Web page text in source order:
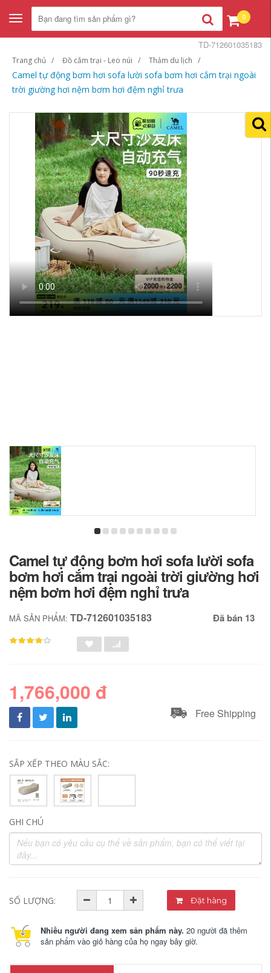
Toggle
navigation
0
Trang chủ Đồ cắm trại - Leo núi Thảm du lịch
Camel tự động bơm hơi sofa lười sofa bơm hơi cắm trại ngoài
trời giường hơi nệm bơm hơi đệm nghỉ trưa
TD-712601035183
Camel tự động bơm hơi sofa lười sofa
bơm hơi cắm trại ngoài trời giường hơi
nệm bơm hơi đệm nghỉ trưa
MÃ SẢN PHẨM: TD-712601035183 Đã bán 13
1,766,000 đ
Free Shipping
SẮP XẾP THEO MÀU SẮC:
GHI CHÚ
SỐ LƯỢNG: Đặt hàng
Nhiều người đang xem sản phẩm này. 20 người đã thêm
sản phẩm vào giỏ hàng của họ ngay bây giờ.